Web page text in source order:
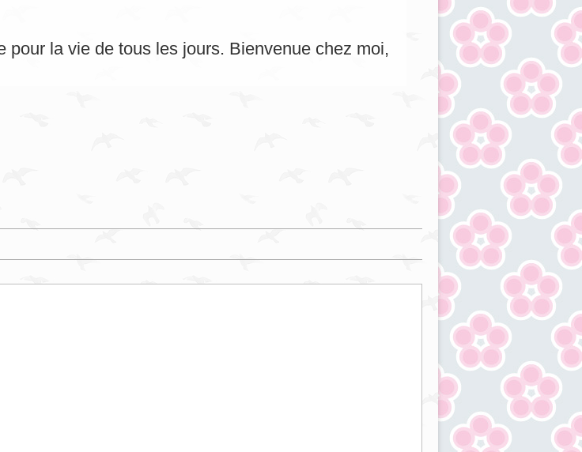
pour la vie de tous les jours. Bienvenue chez moi,